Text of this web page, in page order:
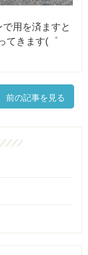
用を済ますと
てきます(゜
前の記事を見る